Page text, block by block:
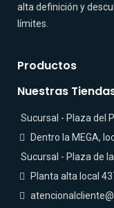
alta definición y
límites.
Productos
Nuestras
Sucursal - Plaza del
Dentro la MEGA,
Sucursal - Plaza de
Planta alta local